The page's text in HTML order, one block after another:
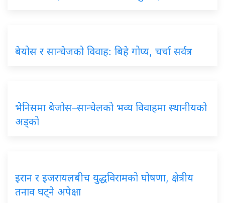
बेयोस र सान्चेजको विवाह: बिहे गोप्य, चर्चा सर्वत्र
भेनिसमा बेजोस–सान्चेलको भव्य विवाहमा स्थानीयको
अड्को
इरान र इजरायलबीच युद्धविरामको घोषणा, क्षेत्रीय
तनाव घट्ने अपेक्षा